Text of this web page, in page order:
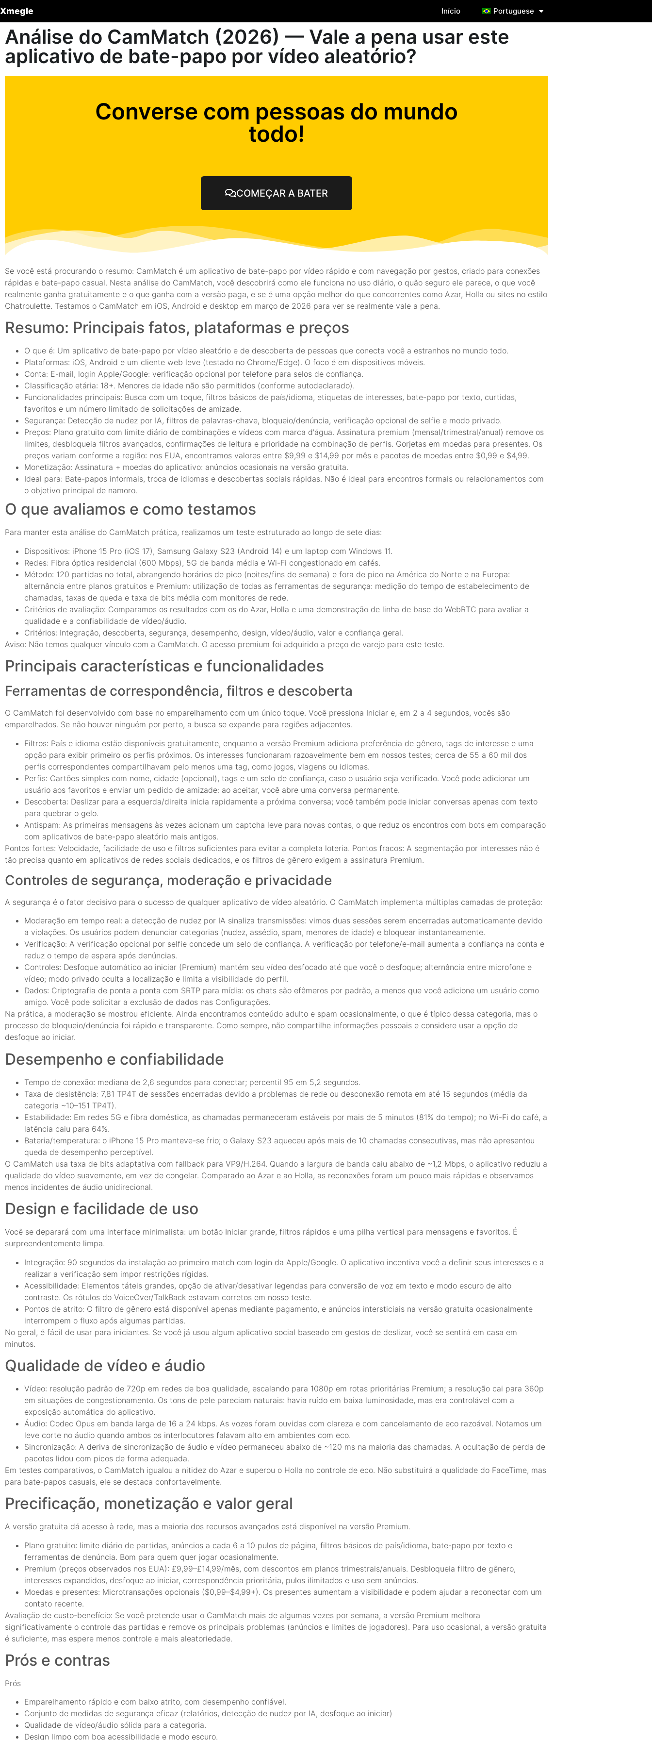
Xmegle Início Portuguese
Análise do CamMatch (2026) — Vale a pena usar este
aplicativo de bate-papo por vídeo aleatório?
Converse com pessoas do mundo
todo!
COMEÇAR A BATER
Se você está procurando o resumo: CamMatch é um aplicativo de bate-papo por vídeo rápido e com navegação por gestos, criado para conexões
rápidas e bate-papo casual. Nesta análise do CamMatch, você descobrirá como ele funciona no uso diário, o quão seguro ele parece, o que você
realmente ganha gratuitamente e o que ganha com a versão paga, e se é uma opção melhor do que concorrentes como Azar, Holla ou sites no estilo
Chatroulette. Testamos o CamMatch em iOS, Android e desktop em março de 2026 para ver se realmente vale a pena.
Resumo: Principais fatos, plataformas e preços
O que é: Um aplicativo de bate-papo por vídeo aleatório e de descoberta de pessoas que conecta você a estranhos no mundo todo.
Plataformas: iOS, Android e um cliente web leve (testado no Chrome/Edge). O foco é em dispositivos móveis.
Conta: E-mail, login Apple/Google: verificação opcional por telefone para selos de confiança.
Classificação etária: 18+. Menores de idade não são permitidos (conforme autodeclarado).
Funcionalidades principais: Busca com um toque, filtros básicos de país/idioma, etiquetas de interesses, bate-papo por texto, curtidas,
favoritos e um número limitado de solicitações de amizade.
Segurança: Detecção de nudez por IA, filtros de palavras-chave, bloqueio/denúncia, verificação opcional de selfie e modo privado.
Preços: Plano gratuito com limite diário de combinações e vídeos com marca d'água. Assinatura premium (mensal/trimestral/anual) remove os
limites, desbloqueia filtros avançados, confirmações de leitura e prioridade na combinação de perfis. Gorjetas em moedas para presentes. Os
preços variam conforme a região: nos EUA, encontramos valores entre $9,99 e $14,99 por mês e pacotes de moedas entre $0,99 e $4,99.
Monetização: Assinatura + moedas do aplicativo: anúncios ocasionais na versão gratuita.
Ideal para: Bate-papos informais, troca de idiomas e descobertas sociais rápidas. Não é ideal para encontros formais ou relacionamentos com
o objetivo principal de namoro.
O que avaliamos e como testamos
Para manter esta análise do CamMatch prática, realizamos um teste estruturado ao longo de sete dias:
Dispositivos: iPhone 15 Pro (iOS 17), Samsung Galaxy S23 (Android 14) e um laptop com Windows 11.
Redes: Fibra óptica residencial (600 Mbps), 5G de banda média e Wi-Fi congestionado em cafés.
Método: 120 partidas no total, abrangendo horários de pico (noites/fins de semana) e fora de pico na América do Norte e na Europa:
alternância entre planos gratuitos e Premium: utilização de todas as ferramentas de segurança: medição do tempo de estabelecimento de
chamadas, taxas de queda e taxa de bits média com monitores de rede.
Critérios de avaliação: Comparamos os resultados com os do Azar, Holla e uma demonstração de linha de base do WebRTC para avaliar a
qualidade e a confiabilidade de vídeo/áudio.
Critérios: Integração, descoberta, segurança, desempenho, design, vídeo/áudio, valor e confiança geral.
Aviso: Não temos qualquer vínculo com a CamMatch. O acesso premium foi adquirido a preço de varejo para este teste.
Principais características e funcionalidades
Ferramentas de correspondência, filtros e descoberta
O CamMatch foi desenvolvido com base no emparelhamento com um único toque. Você pressiona Iniciar e, em 2 a 4 segundos, vocês são
emparelhados. Se não houver ninguém por perto, a busca se expande para regiões adjacentes.
Filtros: País e idioma estão disponíveis gratuitamente, enquanto a versão Premium adiciona preferência de gênero, tags de interesse e uma
opção para exibir primeiro os perfis próximos. Os interesses funcionaram razoavelmente bem em nossos testes; cerca de 55 a 60 mil dos
perfis correspondentes compartilhavam pelo menos uma tag, como jogos, viagens ou idiomas.
Perfis: Cartões simples com nome, cidade (opcional), tags e um selo de confiança, caso o usuário seja verificado. Você pode adicionar um
usuário aos favoritos e enviar um pedido de amizade: ao aceitar, você abre uma conversa permanente.
Descoberta: Deslizar para a esquerda/direita inicia rapidamente a próxima conversa; você também pode iniciar conversas apenas com texto
para quebrar o gelo.
Antispam: As primeiras mensagens às vezes acionam um captcha leve para novas contas, o que reduz os encontros com bots em comparação
com aplicativos de bate-papo aleatório mais antigos.
Pontos fortes: Velocidade, facilidade de uso e filtros suficientes para evitar a completa loteria. Pontos fracos: A segmentação por interesses não é
tão precisa quanto em aplicativos de redes sociais dedicados, e os filtros de gênero exigem a assinatura Premium.
Controles de segurança, moderação e privacidade
A segurança é o fator decisivo para o sucesso de qualquer aplicativo de vídeo aleatório. O CamMatch implementa múltiplas camadas de proteção:
Moderação em tempo real: a detecção de nudez por IA sinaliza transmissões: vimos duas sessões serem encerradas automaticamente devido
a violações. Os usuários podem denunciar categorias (nudez, assédio, spam, menores de idade) e bloquear instantaneamente.
Verificação: A verificação opcional por selfie concede um selo de confiança. A verificação por telefone/e-mail aumenta a confiança na conta e
reduz o tempo de espera após denúncias.
Controles: Desfoque automático ao iniciar (Premium) mantém seu vídeo desfocado até que você o desfoque; alternância entre microfone e
vídeo; modo privado oculta a localização e limita a visibilidade do perfil.
Dados: Criptografia de ponta a ponta com SRTP para mídia: os chats são efêmeros por padrão, a menos que você adicione um usuário como
amigo. Você pode solicitar a exclusão de dados nas Configurações.
Na prática, a moderação se mostrou eficiente. Ainda encontramos conteúdo adulto e spam ocasionalmente, o que é típico dessa categoria, mas o
processo de bloqueio/denúncia foi rápido e transparente. Como sempre, não compartilhe informações pessoais e considere usar a opção de
desfoque ao iniciar.
Desempenho e confiabilidade
Tempo de conexão: mediana de 2,6 segundos para conectar; percentil 95 em 5,2 segundos.
Taxa de desistência: 7,81 TP4T de sessões encerradas devido a problemas de rede ou desconexão remota em até 15 segundos (média da
categoria ~10–151 TP4T).
Estabilidade: Em redes 5G e fibra doméstica, as chamadas permaneceram estáveis por mais de 5 minutos (81% do tempo); no Wi-Fi do café, a
latência caiu para 64%.
Bateria/temperatura: o iPhone 15 Pro manteve-se frio; o Galaxy S23 aqueceu após mais de 10 chamadas consecutivas, mas não apresentou
queda de desempenho perceptível.
O CamMatch usa taxa de bits adaptativa com fallback para VP9/H.264. Quando a largura de banda caiu abaixo de ~1,2 Mbps, o aplicativo reduziu a
qualidade do vídeo suavemente, em vez de congelar. Comparado ao Azar e ao Holla, as reconexões foram um pouco mais rápidas e observamos
menos incidentes de áudio unidirecional.
Design e facilidade de uso
Você se deparará com uma interface minimalista: um botão Iniciar grande, filtros rápidos e uma pilha vertical para mensagens e favoritos. É
surpreendentemente limpa.
Integração: 90 segundos da instalação ao primeiro match com login da Apple/Google. O aplicativo incentiva você a definir seus interesses e a
realizar a verificação sem impor restrições rígidas.
Acessibilidade: Elementos táteis grandes, opção de ativar/desativar legendas para conversão de voz em texto e modo escuro de alto
contraste. Os rótulos do VoiceOver/TalkBack estavam corretos em nosso teste.
Pontos de atrito: O filtro de gênero está disponível apenas mediante pagamento, e anúncios intersticiais na versão gratuita ocasionalmente
interrompem o fluxo após algumas partidas.
No geral, é fácil de usar para iniciantes. Se você já usou algum aplicativo social baseado em gestos de deslizar, você se sentirá em casa em
minutos.
Qualidade de vídeo e áudio
Vídeo: resolução padrão de 720p em redes de boa qualidade, escalando para 1080p em rotas prioritárias Premium; a resolução cai para 360p
em situações de congestionamento. Os tons de pele pareciam naturais: havia ruído em baixa luminosidade, mas era controlável com a
exposição automática do aplicativo.
Áudio: Codec Opus em banda larga de 16 a 24 kbps. As vozes foram ouvidas com clareza e com cancelamento de eco razoável. Notamos um
leve corte no áudio quando ambos os interlocutores falavam alto em ambientes com eco.
Sincronização: A deriva de sincronização de áudio e vídeo permaneceu abaixo de ~120 ms na maioria das chamadas. A ocultação de perda de
pacotes lidou com picos de forma adequada.
Em testes comparativos, o CamMatch igualou a nitidez do Azar e superou o Holla no controle de eco. Não substituirá a qualidade do FaceTime, mas
para bate-papos casuais, ele se destaca confortavelmente.
Precificação, monetização e valor geral
A versão gratuita dá acesso à rede, mas a maioria dos recursos avançados está disponível na versão Premium.
Plano gratuito: limite diário de partidas, anúncios a cada 6 a 10 pulos de página, filtros básicos de país/idioma, bate-papo por texto e
ferramentas de denúncia. Bom para quem quer jogar ocasionalmente.
Premium (preços observados nos EUA): £9,99–£14,99/mês, com descontos em planos trimestrais/anuais. Desbloqueia filtro de gênero,
interesses expandidos, desfoque ao iniciar, correspondência prioritária, pulos ilimitados e uso sem anúncios.
Moedas e presentes: Microtransações opcionais ($0,99–$4,99+). Os presentes aumentam a visibilidade e podem ajudar a reconectar com um
contato recente.
Avaliação de custo-benefício: Se você pretende usar o CamMatch mais de algumas vezes por semana, a versão Premium melhora
significativamente o controle das partidas e remove os principais problemas (anúncios e limites de jogadores). Para uso ocasional, a versão gratuita
é suficiente, mas espere menos controle e mais aleatoriedade.
Prós e contras
Prós
Emparelhamento rápido e com baixo atrito, com desempenho confiável.
Conjunto de medidas de segurança eficaz (relatórios, detecção de nudez por IA, desfoque ao iniciar)
Qualidade de vídeo/áudio sólida para a categoria.
Design limpo com boa acessibilidade e modo escuro.